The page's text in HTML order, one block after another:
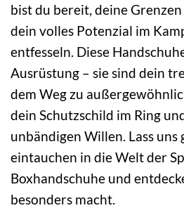
bist du bereit, deine
dein volles Potenzial im
entfesseln. Diese
Ausrüstung – sie sind dein
dem Weg zu
dein Schutzschild im Ring
unbändigen Willen. Lass uns
eintauchen in die Welt der
Boxhandschuhe und
besonders macht.